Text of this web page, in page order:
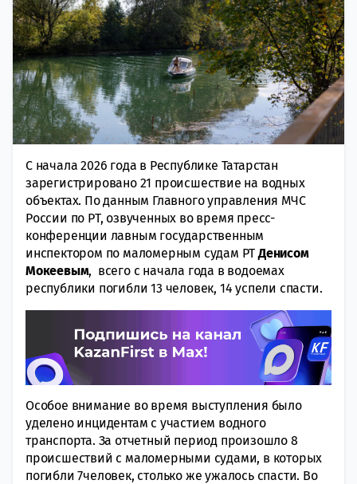
С начала 2026 года в Республике Татарстан
зарегистрировано 21 происшествие на водных
объектах. По данным Главного управления МЧС
России по РТ, озвученных во время пресс-
конференции лавным государственным
инспектором по маломерным судам РТДенисом
Мокеевым, всего с начала года в водоемах
республики погибли 13 человек, 14 успели спасти.
Особое внимание во время выступления было
уделено инцидентам с участием водного
транспорта. За отчетный период произошло 8
происшествий с маломерными судами, в которых
погибли 7человек, столько же ужалось спасти. Во